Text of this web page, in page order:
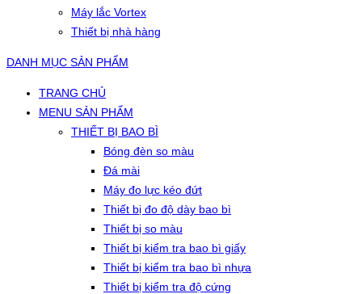
Máy lắc Vortex
Thiết bị nhà hàng
DANH MỤC SẢN PHẨM
TRANG CHỦ
MENU SẢN PHẨM
THIẾT BỊ BAO BÌ
Bóng đèn so màu
Đá mài
Máy đo lực kéo đứt
Thiết bị đo độ dày bao bì
Thiết bị so màu
Thiết bị kiểm tra bao bì giấy
Thiết bị kiểm tra bao bì nhựa
Thiết bị kiểm tra độ cứng